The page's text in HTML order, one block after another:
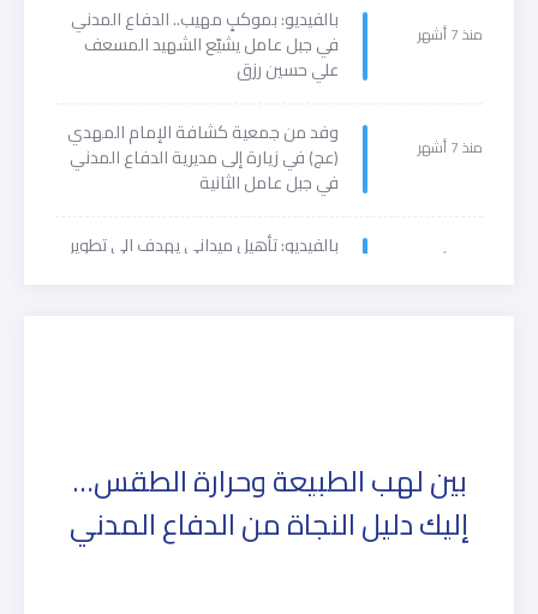
منذ 7 أشهر بالفيديو: بموكبٍ مهيب.. الدفاع المدني
في جبل عامل يشيّع الشهيد المسعف
علي حسين رزق
منذ 7 أشهر وفد من جمعية كشافة الإمام المهدي
(عج) في زيارة إلى مديرية الدفاع المدني
في جبل عامل الثانية
بالفيديو: تأهيل ميداني يهدف الى تطوير
بين لهب الطبيعة وحرارة الطقس…
إليك دليل النجاة من الدفاع المدني